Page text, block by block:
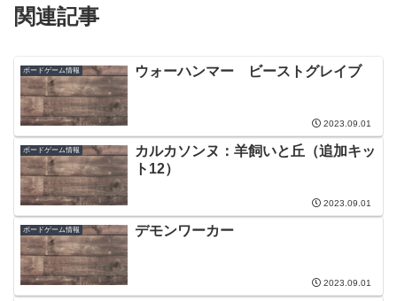
関連記事
ボードゲーム情報 ウォーハンマー ビーストグレイブ
2023.09.01
ボードゲーム情報
カルカソンヌ：羊飼いと丘（追加キッ
ト12）
2023.09.01
ボードゲーム情報 デモンワーカー
2023.09.01